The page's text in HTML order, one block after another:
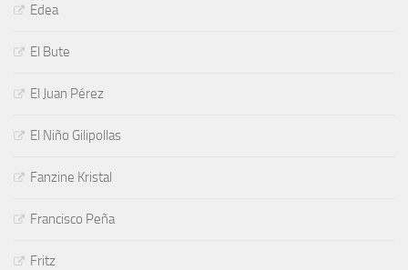
Edea
El Bute
El Juan Pérez
El Niño Gilipollas
Fanzine Kristal
Francisco Peña
Fritz